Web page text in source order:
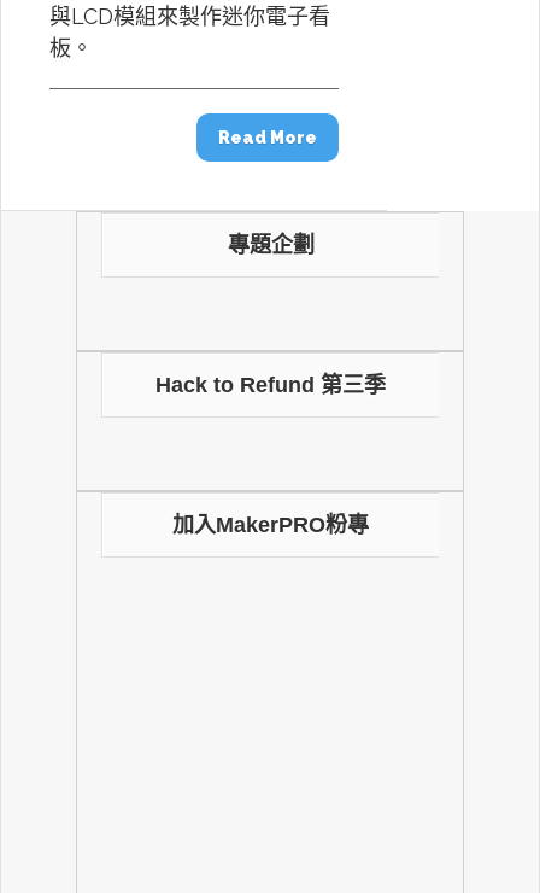
與LCD模組來製作迷你電子看
板。
Read More
專題企劃
Hack to Refund 第三季
加入MakerPRO粉專